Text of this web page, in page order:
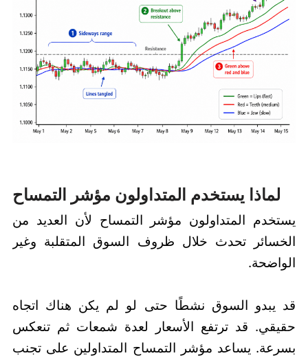
لماذا يستخدم المتداولون مؤشر التمساح
يستخدم المتداولون مؤشر التمساح لأن العديد من
الخسائر تحدث خلال ظروف السوق المتقلبة وغير
الواضحة.
قد يبدو السوق نشطًا حتى لو لم يكن هناك اتجاه
حقيقي. قد ترتفع الأسعار لعدة شمعات ثم تنعكس
بسرعة. يساعد مؤشر التمساح المتداولين على تجنب